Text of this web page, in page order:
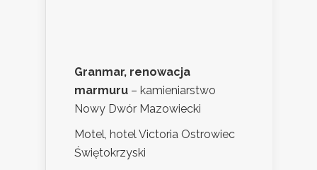
Granmar, renowacja
marmuru – kamieniarstwo
Nowy Dwór Mazowiecki
Motel, hotel Victoria Ostrowiec
Świętokrzyski